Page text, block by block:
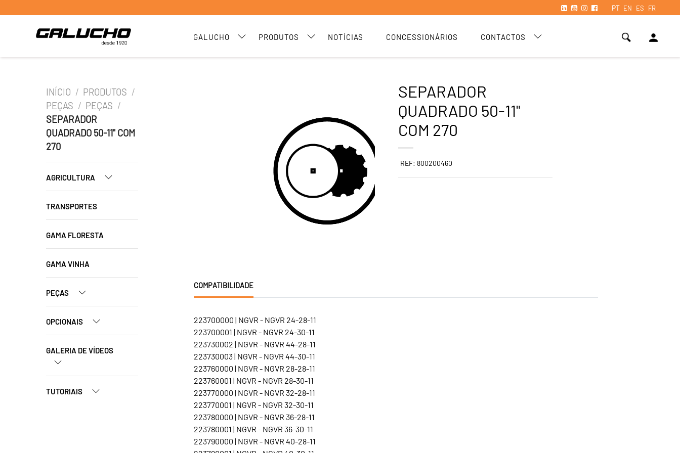
PT EN ES FR
GALUCHO PRODUTOS NOTÍCIAS CONCESSIONÁRIOS CONTACTOS person
INÍCIO / PRODUTOS /
PEÇAS / PEÇAS /
SEPARADOR
QUADRADO 50-11" COM
270
AGRICULTURA
TRANSPORTES
GAMA FLORESTA
GAMA VINHA
PEÇAS
OPCIONAIS
GALERIA DE VÍDEOS
TUTORIAIS
SEPARADOR
QUADRADO 50-11"
COM 270
REF: 800200460
COMPATIBILIDADE
223700000 | NGVR - NGVR 24-28-11
223700001 | NGVR - NGVR 24-30-11
223730002 | NGVR - NGVR 44-28-11
223730003 | NGVR - NGVR 44-30-11
223760000 | NGVR - NGVR 28-28-11
223760001 | NGVR - NGVR 28-30-11
223770000 | NGVR - NGVR 32-28-11
223770001 | NGVR - NGVR 32-30-11
223780000 | NGVR - NGVR 36-28-11
223780001 | NGVR - NGVR 36-30-11
223790000 | NGVR - NGVR 40-28-11